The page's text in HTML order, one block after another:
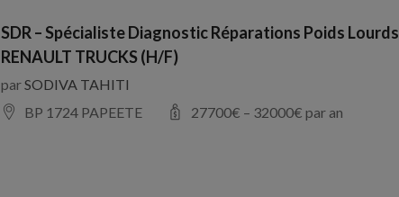
SDR – Spécialiste Diagnostic Réparations Poids Lourds
RENAULT TRUCKS (H/F)
par SODIVA TAHITI
BP 1724 PAPEETE
27700€ – 32000€ par an